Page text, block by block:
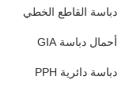
دباسة القاطع الخطي
أحمال دباسة GIA
دباسة دائرية PPH